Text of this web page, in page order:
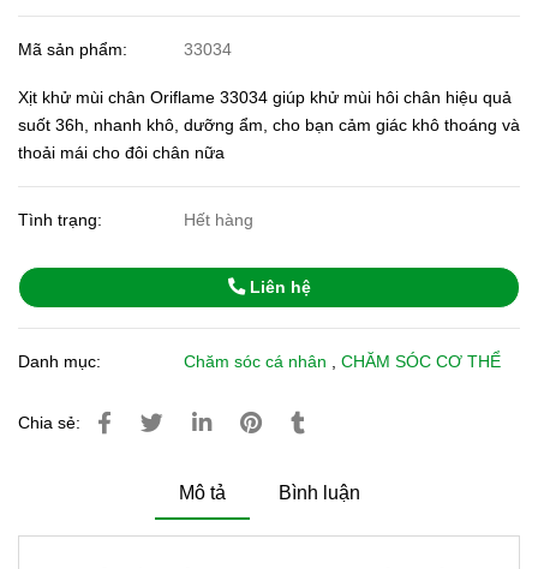
Mã sản phẩm: 33034
Xịt khử mùi chân Oriflame 33034 giúp khử mùi hôi chân hiệu quả
suốt 36h, nhanh khô, dưỡng ẩm, cho bạn cảm giác khô thoáng và
thoải mái cho đôi chân nữa
Tình trạng: Hết hàng
Liên hệ
Danh mục: Chăm sóc cá nhân ,CHĂM SÓC CƠ THỂ
Chia sẻ:
Mô tả Bình luận